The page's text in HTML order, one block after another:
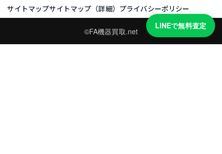
サイトマップサイトマップ（詳細） プライバシーポリシー
©FA機器買取.net
LINEで無料査定